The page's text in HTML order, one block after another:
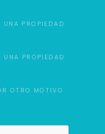
UNA PROPIEDAD
UNA PROPIEDAD
OTRO MOTIVO